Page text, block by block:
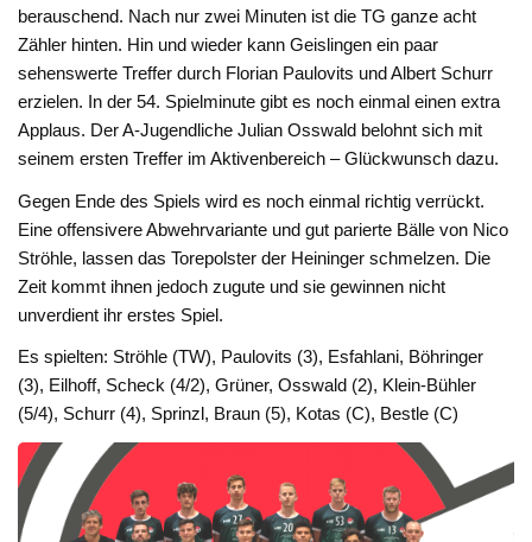
berauschend. Nach nur zwei Minuten ist die TG ganze acht
Zähler hinten. Hin und wieder kann Geislingen ein paar
sehenswerte Treffer durch Florian Paulovits und Albert Schurr
erzielen. In der 54. Spielminute gibt es noch einmal einen extra
Applaus. Der A-Jugendliche Julian Osswald belohnt sich mit
seinem ersten Treffer im Aktivenbereich – Glückwunsch dazu.
Gegen Ende des Spiels wird es noch einmal richtig verrückt.
Eine offensivere Abwehrvariante und gut parierte Bälle von Nico
Ströhle, lassen das Torepolster der Heininger schmelzen. Die
Zeit kommt ihnen jedoch zugute und sie gewinnen nicht
unverdient ihr erstes Spiel.
Es spielten: Ströhle (TW), Paulovits (3), Esfahlani, Böhringer
(3), Eilhoff, Scheck (4/2), Grüner, Osswald (2), Klein-Bühler
(5/4), Schurr (4), Sprinzl, Braun (5), Kotas (C), Bestle (C)